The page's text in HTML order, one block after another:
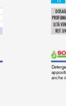
U.TÀ
REF.
anche